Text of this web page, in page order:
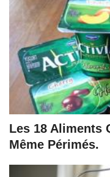
Les 18 Aliments
Même Périmés.